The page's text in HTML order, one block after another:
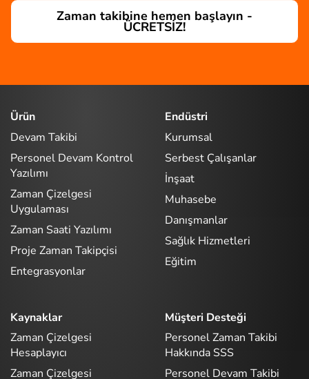
Zaman takibine hemen başlayın -
ÜCRETSİZ!
Ürün
Devam Takibi
Personel Devam Kontrol
Yazılımı
Zaman Çizelgesi
Uygulaması
Zaman Saati Yazılımı
Proje Zaman Takipçisi
Entegrasyonlar
Endüstri
Kurumsal
Serbest Çalışanlar
İnşaat
Muhasebe
Danışmanlar
Sağlık Hizmetleri
Eğitim
Kaynaklar
Zaman Çizelgesi
Hesaplayıcı
Zaman Çizelgesi
Müşteri Desteği
Personel Zaman Takibi
Hakkında SSS
Personel Devam Takibi